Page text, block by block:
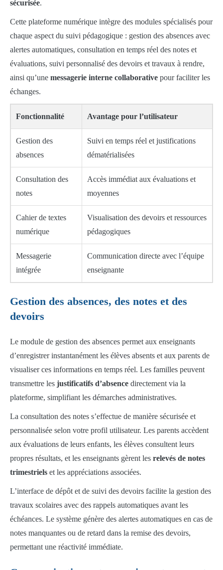
sécurisée.
Cette plateforme numérique intègre des modules spécialisés pour
chaque aspect du suivi pédagogique : gestion des absences avec
alertes automatiques, consultation en temps réel des notes et
évaluations, suivi personnalisé des devoirs et travaux à rendre,
ainsi qu’une messagerie interne collaborative pour faciliter les
échanges.
Fonctionnalité Avantage pour l’utilisateur
Gestion des
absences
Suivi en temps réel et justifications
dématérialisées
Consultation des
notes
Accès immédiat aux évaluations et
moyennes
Cahier de textes
numérique
Visualisation des devoirs et ressources
pédagogiques
Messagerie
intégrée
Communication directe avec l’équipe
enseignante
Gestion des absences, des notes et des
devoirs
Le module de gestion des absences permet aux enseignants
d’enregistrer instantanément les élèves absents et aux parents de
visualiser ces informations en temps réel. Les familles peuvent
transmettre les justificatifs d’absence directement via la
plateforme, simplifiant les démarches administratives.
La consultation des notes s’effectue de manière sécurisée et
personnalisée selon votre profil utilisateur. Les parents accèdent
aux évaluations de leurs enfants, les élèves consultent leurs
propres résultats, et les enseignants gèrent les relevés de notes
trimestriels et les appréciations associées.
L’interface de dépôt et de suivi des devoirs facilite la gestion des
travaux scolaires avec des rappels automatiques avant les
échéances. Le système génère des alertes automatiques en cas de
notes manquantes ou de retard dans la remise des devoirs,
permettant une réactivité immédiate.